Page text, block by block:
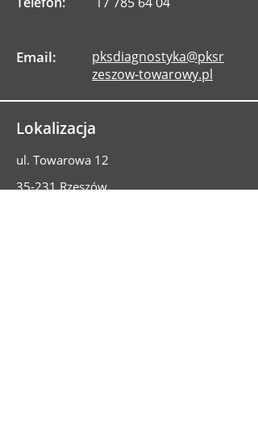
Email:
pksdiagnostyka@pksr
zeszow-towarowy.pl
Lokalizacja
ul. Towarowa 12
35-231 Rzeszów